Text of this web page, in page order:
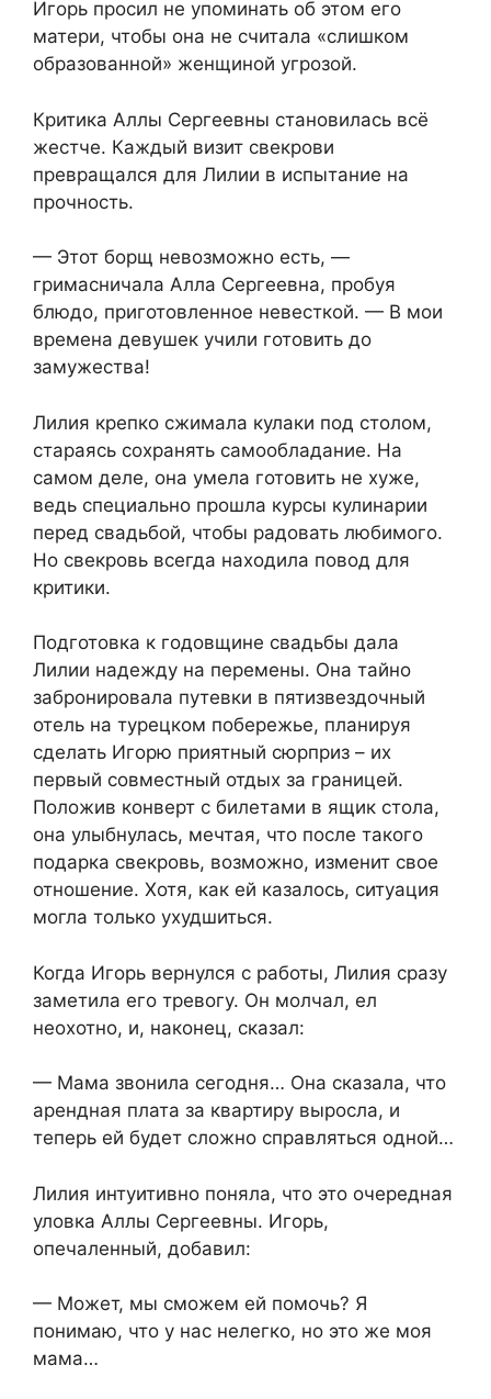
Игорь просил не упоминать об этом его
матери, чтобы она не считала «слишком
образованной» женщиной угрозой.
Критика Аллы Сергеевны становилась всё
жестче. Каждый визит свекрови
превращался для Лилии в испытание на
прочность.
— Этот борщ невозможно есть, —
гримасничала Алла Сергеевна, пробуя
блюдо, приготовленное невесткой. — В мои
времена девушек учили готовить до
замужества!
Лилия крепко сжимала кулаки под столом,
стараясь сохранять самообладание. На
самом деле, она умела готовить не хуже,
ведь специально прошла курсы кулинарии
перед свадьбой, чтобы радовать любимого.
Но свекровь всегда находила повод для
критики.
Подготовка к годовщине свадьбы дала
Лилии надежду на перемены. Она тайно
забронировала путевки в пятизвездочный
отель на турецком побережье, планируя
сделать Игорю приятный сюрприз – их
первый совместный отдых за границей.
Положив конверт с билетами в ящик стола,
она улыбнулась, мечтая, что после такого
подарка свекровь, возможно, изменит свое
отношение. Хотя, как ей казалось, ситуация
могла только ухудшиться.
Когда Игорь вернулся с работы, Лилия сразу
заметила его тревогу. Он молчал, ел
неохотно, и, наконец, сказал:
— Мама звонила сегодня… Она сказала, что
арендная плата за квартиру выросла, и
теперь ей будет сложно справляться одной…
Лилия интуитивно поняла, что это очередная
уловка Аллы Сергеевны. Игорь,
опечаленный, добавил:
— Может, мы сможем ей помочь? Я
понимаю, что у нас нелегко, но это же моя
мама…